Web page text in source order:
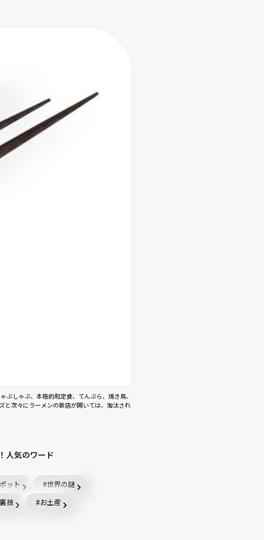
しゃぶ、本格的和定食、てんぷら、焼き鳥、
と次々にラーメンの新店が開いては、淘汰され
人気のワード
ット
世界の謎
技
お土産